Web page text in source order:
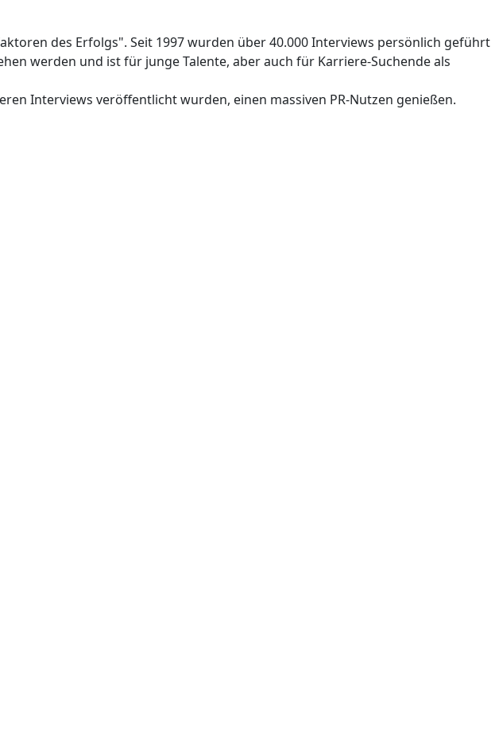
des Erfolgs". Seit 1997 wurden über 40.000 Interviews persönlich geführt
werden und ist für junge Talente, aber auch für Karriere-Suchende als
Interviews veröffentlicht wurden, einen massiven PR-Nutzen genießen.